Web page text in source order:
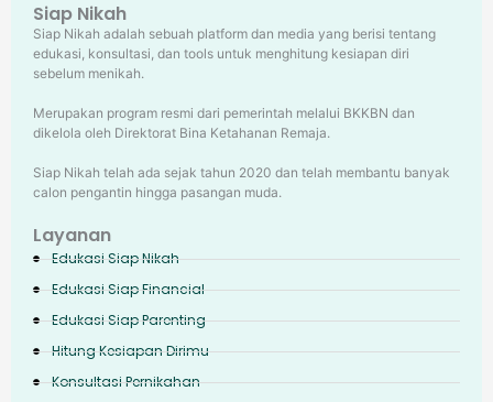
Siap Nikah
Siap Nikah adalah sebuah platform dan media yang berisi tentang
edukasi, konsultasi, dan tools untuk menghitung kesiapan diri
sebelum menikah.
Merupakan program resmi dari pemerintah melalui BKKBN dan
dikelola oleh Direktorat Bina Ketahanan Remaja.
Siap Nikah telah ada sejak tahun 2020 dan telah membantu banyak
calon pengantin hingga pasangan muda.
Layanan
Edukasi Siap Nikah
Edukasi Siap Financial
Edukasi Siap Parenting
Hitung Kesiapan Dirimu
Konsultasi Pernikahan